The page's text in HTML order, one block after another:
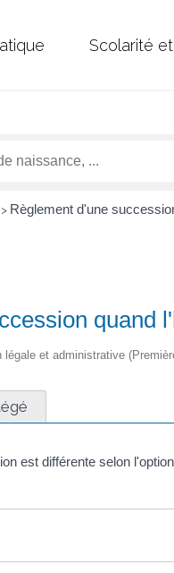
Scolarité
> Règlement d'une
quand
et administrative
est différente selon